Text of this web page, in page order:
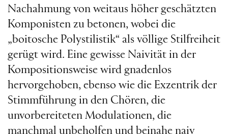
Nachahmung von weitaus höher geschätzten
Komponisten zu betonen, wobei die
„boitosche Polystilistik“ als völlige Stilfreiheit
gerügt wird. Eine gewisse Naivität in der
Kompositionsweise wird gnadenlos
hervorgehoben, ebenso wie die Exzentrik der
Stimmführung in den Chören, die
unvorbereiteten Modulationen, die
manchmal unbeholfen und beinahe naiv